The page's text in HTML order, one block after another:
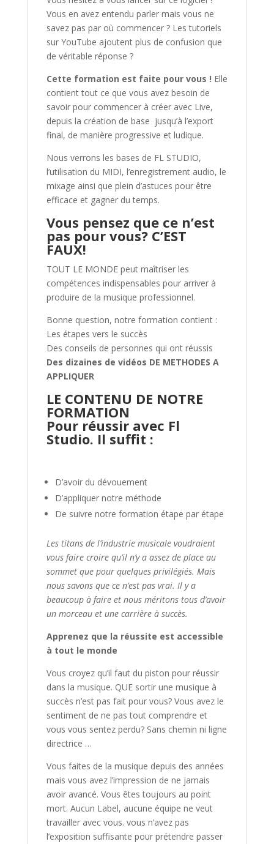
Vous en avez entendu parler mais vous ne
savez pas par où commencer ? Les tutoriels
sur YouTube ajoutent plus de confusion que
de véritable réponse ?
Cette formation est faite pour vous ! Elle
contient tout ce que vous avez besoin de
savoir pour commencer à créer avec Live,
depuis la création de base jusqu’à l’export
final, de manière progressive et ludique.
Nous verrons les bases de FL STUDIO,
l’utilisation du MIDI, l’enregistrement audio, le
mixage ainsi que plein d’astuces pour être
efficace et gagner du temps.
Vous pensez que ce n’est
pas pour vous? C’EST
FAUX!
TOUT LE MONDE peut maîtriser les
compétences indispensables pour arriver à
produire de la musique professionnel.
Bonne question, notre formation contient :
Les étapes vers le succès
Des conseils de personnes qui ont réussis
Des dizaines de vidéos DE METHODES A
APPLIQUER
LE CONTENU DE NOTRE
FORMATION
Pour réussir avec Fl
Studio. Il suffit :
D’avoir du dévouement
D’appliquer notre méthode
De suivre notre formation étape par étape
Les titans de l’industrie musicale voudraient
vous faire croire qu’il n’y a assez de place au
sommet que pour quelques privilégiés. Mais
nous savons que ce n’est pas vrai. Il y a
beaucoup à faire et nous méritons tous d’avoir
un morceau et une carrière à succès.
Apprenez que la réussite est accessible
à tout le monde
Vous croyez qu’il faut du piston pour réussir
dans la musique. QUE sortir une musique à
succès n’est pas fait pour vous? Vous avez le
sentiment de ne pas tout comprendre et
vous vous sentez perdu? Sans chemin ni ligne
directrice …
Vous faites de la musique depuis des années
mais vous avez l’impression de ne jamais
avoir avancé. Vous êtes toujours au point
mort. Aucun Label, aucune équipe ne veut
travailler avec vous. vous n’avez pas
l’exposition suffisante pour prétendre passer